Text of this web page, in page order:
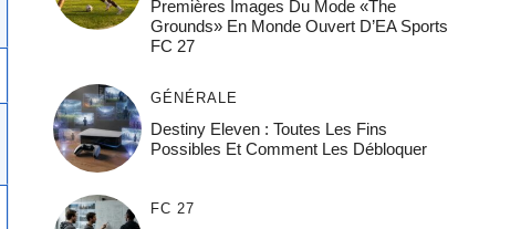
Premières Images Du Mode «The
Grounds» En Monde Ouvert D’EA Sports
FC 27
GÉNÉRALE
Destiny Eleven : Toutes Les Fins
Possibles Et Comment Les Débloquer
FC 27